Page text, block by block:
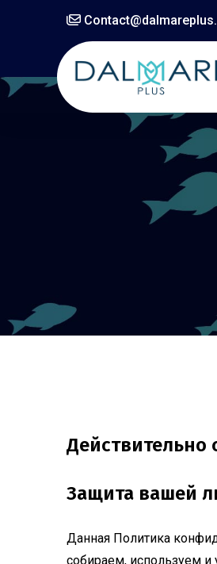
Действительно
Защита вашей
Данная Политика
собираем, используем